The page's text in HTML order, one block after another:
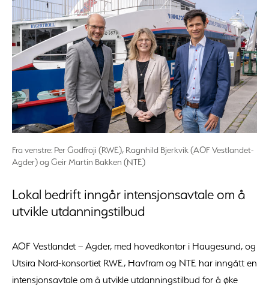
Fra venstre: Per Godfroji (RWE), Ragnhild Bjerkvik (AOF Vestlandet-
Agder) og Geir Martin Bakken (NTE)
Lokal bedrift inngår intensjonsavtale om å
utvikle utdanningstilbud
AOF Vestlandet – Agder, med hovedkontor i Haugesund, og
Utsira Nord-konsortiet RWE, Havfram og NTE har inngått en
intensjonsavtale om å utvikle utdanningstilbud for å øke